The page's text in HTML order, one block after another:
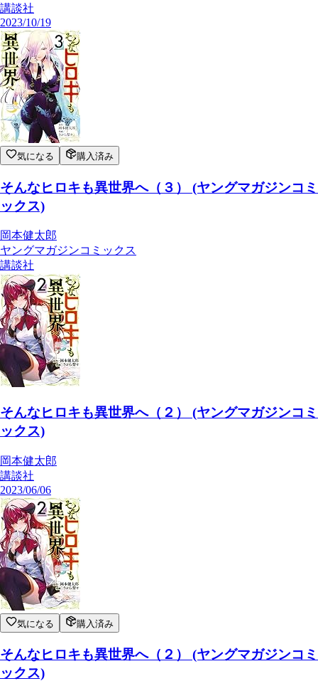
講談社
2023/10/19
気になる 購入済み
そんなヒロキも異世界へ（３） (ヤングマガジンコミ
ックス)
岡本健太郎
ヤングマガジンコミックス
講談社
そんなヒロキも異世界へ（２） (ヤングマガジンコミ
ックス)
岡本健太郎
講談社
2023/06/06
気になる 購入済み
そんなヒロキも異世界へ（２） (ヤングマガジンコミ
ックス)